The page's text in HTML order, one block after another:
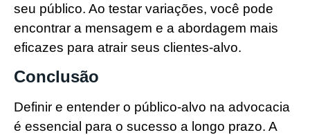
seu público. Ao testar variações, você pode
encontrar a mensagem e a abordagem mais
eficazes para atrair seus clientes-alvo.
Conclusão
Definir e entender o público-alvo na advocacia
é essencial para o sucesso a longo prazo. A